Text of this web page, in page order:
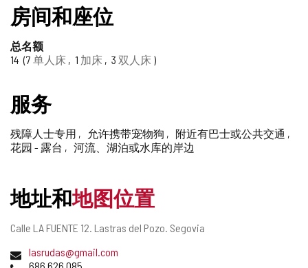
笔
记
中
添
删
除
房间和座位
总名额
14 7 单人床 1 加床 3 双人床
服务
残障人士专用 允许携带宠物狗
附近有巴士或公共交通
花园 - 露台
河流、湖泊或水库的岸边
地址和地图位置
邮
地
Calle LA FUENTE 12. Lastras del Pozo. Segovia
电
子
lasrudas@gmail.com
电
686 626 085